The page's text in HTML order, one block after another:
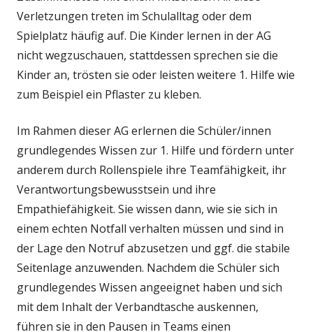
Verletzungen treten im Schulalltag oder dem
Spielplatz häufig auf. Die Kinder lernen in der AG
nicht wegzuschauen, stattdessen sprechen sie die
Kinder an, trösten sie oder leisten weitere 1. Hilfe wie
zum Beispiel ein Pflaster zu kleben.
Im Rahmen dieser AG erlernen die Schüler/innen
grundlegendes Wissen zur 1. Hilfe und fördern unter
anderem durch Rollenspiele ihre Teamfähigkeit, ihr
Verantwortungsbewusstsein und ihre
Empathiefähigkeit. Sie wissen dann, wie sie sich in
einem echten Notfall verhalten müssen und sind in
der Lage den Notruf abzusetzen und ggf. die stabile
Seitenlage anzuwenden. Nachdem die Schüler sich
grundlegendes Wissen angeeignet haben und sich
mit dem Inhalt der Verbandtasche auskennen,
führen sie in den Pausen in Teams einen